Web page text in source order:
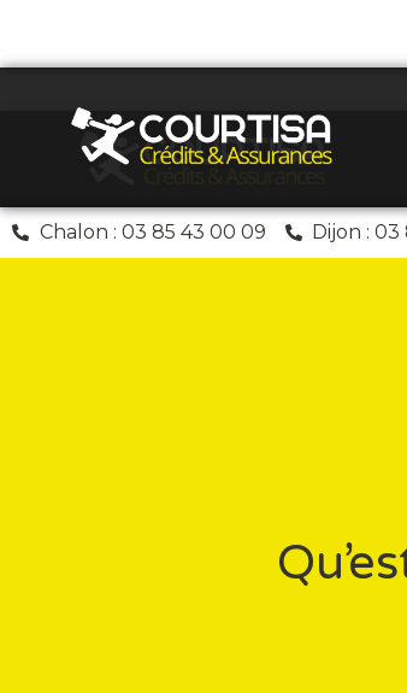
Chalon : 03 85 43 00 09 Dijon :